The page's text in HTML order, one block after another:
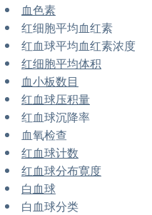
血色素
红细胞平均血红素
红血球平均血红素浓度
红细胞平均体积
血小板数目
红血球压积量
红血球沉降率
血氧检查
红血球计数
红血球分布寛度
白血球
白血球分类